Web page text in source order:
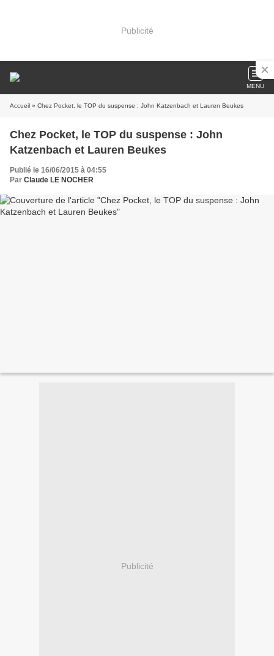
Publicité
MENU
Accueil » Chez Pocket, le TOP du suspense : John Katzenbach et Lauren Beukes
Chez Pocket, le TOP du suspense : John
Katzenbach et Lauren Beukes
Publié le 16/06/2015 à 04:55
Par Claude LE NOCHER
Publicité